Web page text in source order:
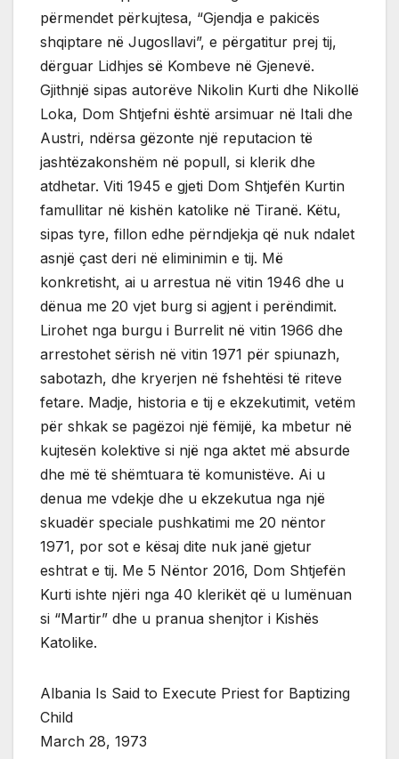
përmendet përkujtesa, “Gjendja e pakicës
shqiptare në Jugosllavi”, e përgatitur prej tij,
dërguar Lidhjes së Kombeve në Gjenevë.
Gjithnjë sipas autorëve Nikolin Kurti dhe Nikollë
Loka, Dom Shtjefni është arsimuar në Itali dhe
Austri, ndërsa gëzonte një reputacion të
jashtëzakonshëm në popull, si klerik dhe
atdhetar. Viti 1945 e gjeti Dom Shtjefën Kurtin
famullitar në kishën katolike në Tiranë. Këtu,
sipas tyre, fillon edhe përndjekja që nuk ndalet
asnjë çast deri në eliminimin e tij. Më
konkretisht, ai u arrestua në vitin 1946 dhe u
dënua me 20 vjet burg si agjent i perëndimit.
Lirohet nga burgu i Burrelit në vitin 1966 dhe
arrestohet sërish në vitin 1971 për spiunazh,
sabotazh, dhe kryerjen në fshehtësi të riteve
fetare. Madje, historia e tij e ekzekutimit, vetëm
për shkak se pagëzoi një fëmijë, ka mbetur në
kujtesën kolektive si një nga aktet më absurde
dhe më të shëmtuara të komunistëve. Ai u
denua me vdekje dhe u ekzekutua nga një
skuadër speciale pushkatimi me 20 nëntor
1971, por sot e kësaj dite nuk janë gjetur
eshtrat e tij. Me 5 Nëntor 2016, Dom Shtjefën
Kurti ishte njëri nga 40 klerikët që u lumënuan
si “Martir” dhe u pranua shenjtor i Kishës
Katolike.
Albania Is Said to Execute Priest for Baptizing
Child
March 28, 1973